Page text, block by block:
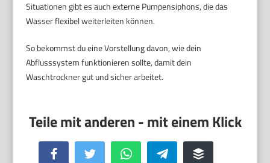
Situationen gibt es auch externe Pumpensiphons, die das
Wasser flexibel weiterleiten können.
So bekommst du eine Vorstellung davon, wie dein
Abflusssystem funktionieren sollte, damit dein
Waschtrockner gut und sicher arbeitet.
Facebook Twitter WhatsApp Telegram Buffer